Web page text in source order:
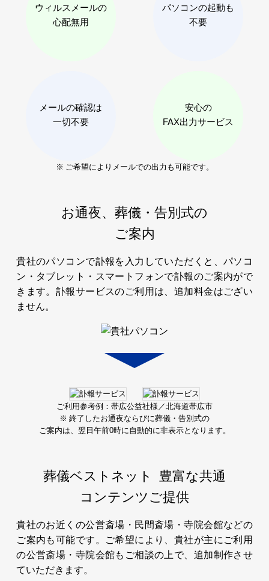
ウィルスメールの
心配無用
メールの確認は
一切不要
パソコンの起動も
不要
安心の
FAX出力サービス
※ ご希望によりメールでの出力も可能です。
お通夜、葬儀・告別式の
ご案内
貴社のパソコンで訃報を入力していただくと、パソコ
ン・タブレット・スマートフォンで訃報のご案内がで
きます。訃報サービスのご利用は、追加料金はござい
ません。
ご利用参考例：帯広公益社様／北海道帯広市
※ 終了したお通夜ならびに葬儀・告別式の
ご案内は、 翌日午前0時に自動的に非表示となります。
葬儀ベストネット
豊富な共通
コンテンツご提供
貴社のお近くの公営斎場・民間斎場・寺院会館などの
ご案内も可能です。ご希望により、貴社が主にご利用
の公営斎場・寺院会館もご相談の上で、追加制作させ
ていただきます。